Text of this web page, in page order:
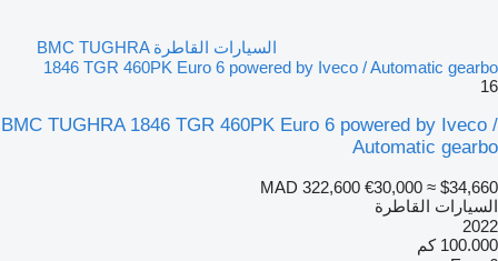
السيارات القاطرة BMC TUGHRA
1846 TGR 460PK Euro 6 powered by Iveco / Automatic gearbo
16
BMC TUGHRA 1846 TGR 460PK Euro 6 powered by Iveco /
Automatic gearbo
MAD 322,600 €30,000 ≈ $34,660
السيارات القاطرة
2022
100.000 كم